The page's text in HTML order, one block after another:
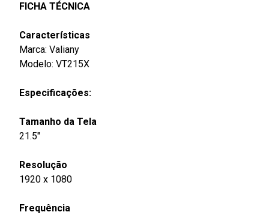
FICHA TÉCNICA
Características
Marca: Valiany
Modelo: VT215X
Especificações:
Tamanho da Tela
21.5"
Resolução
1920 x 1080
Frequência